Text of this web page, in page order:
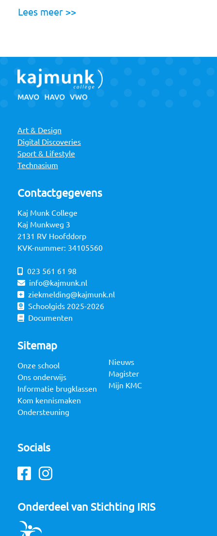
Lees meer >>
Art & Design
Digital Discoveries
Sport & Lifestyle
Technasium
Contactgegevens
Kaj Munk College
Kaj Munkweg 3
2131 RV Hoofddorp
KVK-nummer: 34105560
023 561 61 98
info@kajmunk.nl
ziekmelding@kajmunk.nl
Schoolgids 2025-2026
Documenten
Sitemap
Onze school
Ons onderwijs
Informatie brugklassen
Kom kennismaken
Ondersteuning
Nieuws
Magister
Mijn KMC
Socials
Facebook
Instagram
Onderdeel van Stichting IRIS